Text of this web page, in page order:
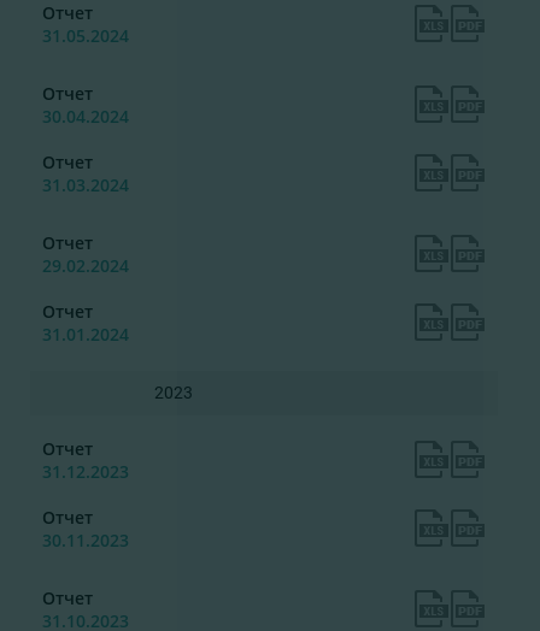
Отчет
31.05.2024
Отчет
30.04.2024
Отчет
31.03.2024
Отчет
29.02.2024
Отчет
31.01.2024
2023
Отчет
31.12.2023
Отчет
30.11.2023
Отчет
31.10.2023